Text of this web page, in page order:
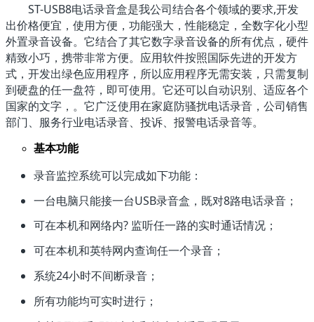
ST-USB8电话录音盒是我公司结合各个领域的要求,开发
出价格便宜，使用方便，功能强大，性能稳定，全数字化小型
外置录音设备。它结合了其它数字录音设备的所有优点，硬件
精致小巧，携带非常方便。应用软件按照国际先进的开发方
式，开发出绿色应用程序，所以应用程序无需安装，只需复制
到硬盘的任一盘符，即可使用。它还可以自动识别、适应各个
国家的文字，。它广泛使用在家庭防骚扰电话录音，公司销售
部门、服务行业电话录音、投诉、报警电话录音等。
基本功能
录音监控系统可以完成如下功能：
一台电脑只能接一台USB录音盒，既对8路电话录音；
可在本机和网络内? 监听任一路的实时通话情况；
可在本机和英特网内查询任一个录音；
系统24小时不间断录音；
所有功能均可实时进行；